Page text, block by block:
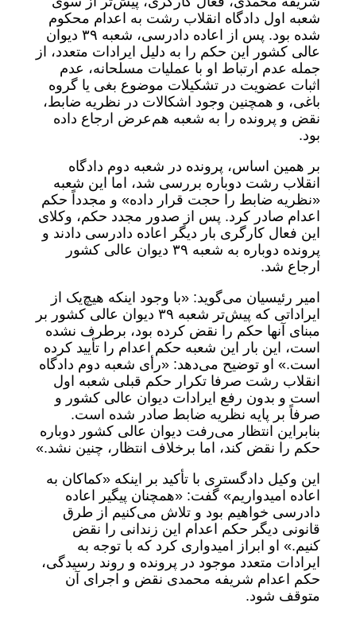
شعبه اول دادگاه انقلاب رشت به اعدام محکوم
شده بود. پس از اعاده دادرسی، شعبه ۳۹ دیوان
عالی کشور این حکم را به دلیل ایرادات متعدد، از
جمله عدم ارتباط او با عملیات مسلحانه، عدم
اثبات عضویت در تشکیلات موضوع بغی یا گروه
باغی، و همچنین وجود اشکالات در نظریه ضابط،
نقض و پرونده را به شعبه هم‌عرض ارجاع داده
بود.
بر همین اساس، پرونده در شعبه دوم دادگاه
انقلاب رشت دوباره بررسی شد، اما این شعبه
«نظریه ضابط را حجت قرار داده» و مجدداً حکم
اعدام صادر کرد. پس از صدور مجدد حکم، وکلای
این فعال کارگری بار دیگر اعاده دادرسی دادند و
پرونده دوباره به شعبه ۳۹ دیوان عالی کشور
ارجاع شد.
امیر رئیسیان می‌گوید: «با وجود اینکه هیچ‌یک از
ایراداتی که پیش‌تر شعبه ۳۹ دیوان عالی کشور بر
مبنای آنها حکم را نقض کرده بود، برطرف نشده
است، این بار این شعبه حکم اعدام را تأیید کرده
است.» او توضیح می‌دهد: «رأی شعبه دوم دادگاه
انقلاب رشت صرفا تکرار حکم قبلی شعبه اول
است و بدون رفع ایرادات دیوان عالی کشور و
صرفاً بر پایه نظریه ضابط صادر شده است.
بنابراین انتظار می‌رفت دیوان عالی کشور دوباره
حکم را نقض کند، اما برخلاف انتظار، چنین نشد.»
این وکیل دادگستری با تأکید بر اینکه «کماکان به
اعاده امیدواریم» گفت: «همچنان پیگیر اعاده
دادرسی خواهیم بود و تلاش می‌کنیم از طرق
قانونی دیگر حکم اعدام این زندانی را نقض
کنیم.» او ابراز امیدواری کرد که با توجه به
ایرادات متعدد موجود در پرونده و روند رسیدگی،
حکم اعدام شریفه محمدی نقض و اجرای آن
متوقف شود.